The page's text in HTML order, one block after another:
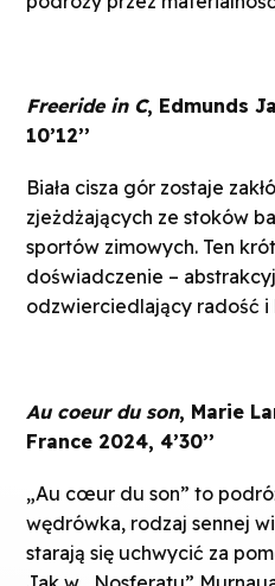
Freeride in C, Edmunds
10’12’’
Biała cisza gór zostaje
zjeżdżających ze stoków
sportów zimowych. Ten
doświadczenie –
odzwierciedlający radość i
Au coeur du son, Marie
France 2024, 4’30’’
„Au cœur du son” to
wędrówka, rodzaj sennej
starają się uchwycić za